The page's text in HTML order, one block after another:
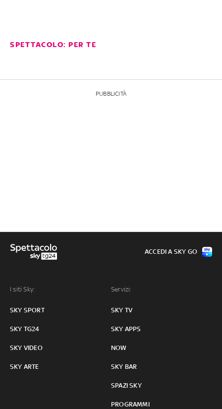
SPETTACOLO: PER TE
PUBBLICITÀ
I siti Sky:
SKY SPORT
SKY TG24
SKY VIDEO
SKY ARTE
Servizi:
SKY TV
SKY APPS
NOW
SKY BAR
SPAZI SKY
PROGRAMMI
ACCEDI A SKY GO